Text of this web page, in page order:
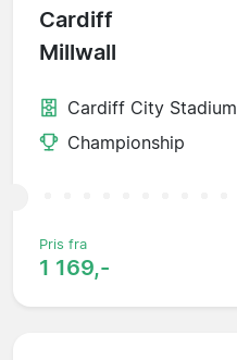
Cardiff
Millwall
Cardiff City Stadium
Championship
Pris fra
1 169,-